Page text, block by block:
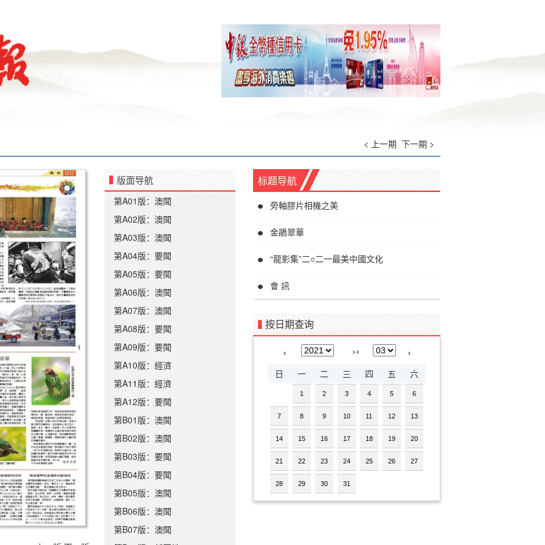
< 上一期 下一期 >
版面导航
第A01版：澳聞
第A02版：澳聞
第A03版：澳聞
第A04版：要聞
第A05版：要聞
第A06版：澳聞
第A07版：澳聞
第A08版：要聞
第A09版：要聞
第A10版：經濟
第A11版：經濟
第A12版：要聞
第B01版：澳聞
第B02版：澳聞
第B03版：要聞
第B04版：要聞
第B05版：澳聞
第B06版：澳聞
第B07版：澳聞
标题导航
旁軸膠片相機之美
金鵑翠華
“龍影集”二○二一最美中國文化
會 訊
按日期查询
‹ ›‹ ›
日 一 二 三 四 五 六
1 2 3 4 5 6
7 8 9 10 11 12 13
14 15 16 17 18 19 20
21 22 23 24 25 26 27
28 29 30 31